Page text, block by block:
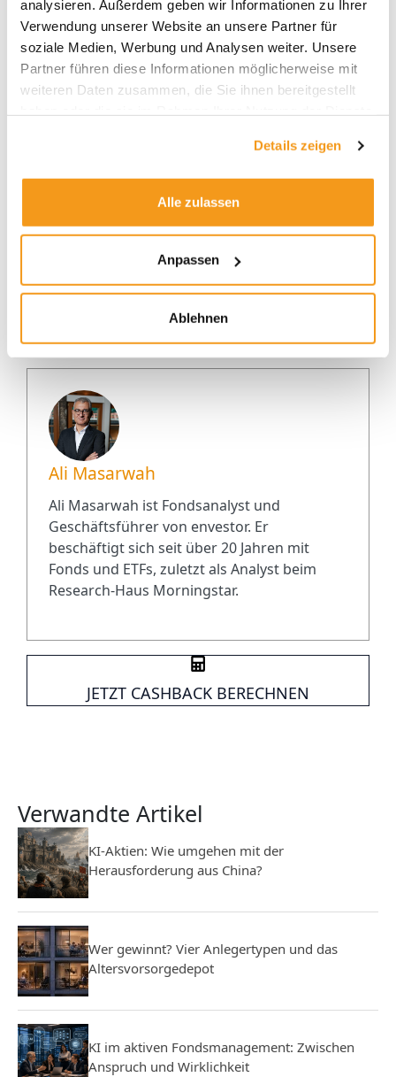
analysieren. Außerdem geben wir Informationen zu Ihrer
Verwendung unserer Website an unsere Partner für
soziale Medien, Werbung und Analysen weiter. Unsere
Partner führen diese Informationen möglicherweise mit
weiteren Daten zusammen, die Sie ihnen bereitgestellt
Details zeigen
Alle zulassen
Anpassen
Ablehnen
zum Vertrieb zugelassenen Fonds die Sharpe Ratio
auf dem jeweiligen Fonds-Factsheet. Außerdem
können Sie sie für Ihr gesamtes Portfolio
berechnen lassen. Klicken Sie dazu einfach unter
„Mein Depot“ auf den Button „Portfolio Analyse
anfordern“.
Ali Masarwah
Ali Masarwah ist Fondsanalyst und
Geschäftsführer von envestor. Er
beschäftigt sich seit über 20 Jahren mit
Fonds und ETFs, zuletzt als Analyst beim
Research-Haus Morningstar.
JETZT CASHBACK BERECHNEN
Verwandte Artikel
KI-Aktien: Wie umgehen mit der
Herausforderung aus China?
Wer gewinnt? Vier Anlegertypen und das
Altersvorsorgedepot
KI im aktiven Fondsmanagement: Zwischen
Anspruch und Wirklichkeit